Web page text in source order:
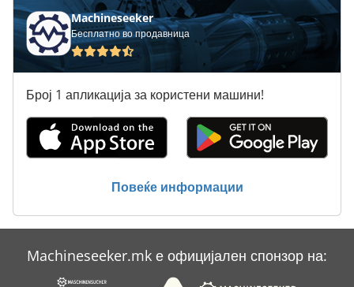
Atlas Copco Ga 26 Vsd
Atlas Copco Ga 30
Atlas Copco Ga 308
Atlas Copco Ga 408
Atlas Copco Ga 5
Atlas Copco Ga 708
Atlas Copco Ga 808
Machineseeker
Бесплатно во продавница
Број 1 апликација за користени машини!
Повеќе информации
Machineseeker.mk е официјален спонзор на: